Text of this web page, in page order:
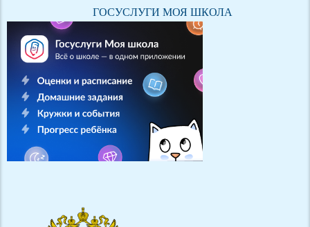
ГОСУСЛУГИ МОЯ ШКОЛА